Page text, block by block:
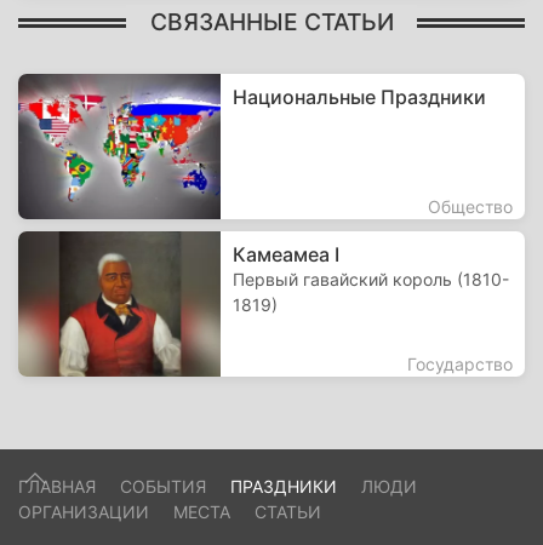
СВЯЗАННЫЕ СТАТЬИ
Национальные Праздники
Общество
Камеамеа I
Первый гавайский король (1810-
1819)
Государство
ГЛАВНАЯ СОБЫТИЯ ПРАЗДНИКИ
ЛЮДИ
ОРГАНИЗАЦИИ
МЕСТА СТАТЬИ